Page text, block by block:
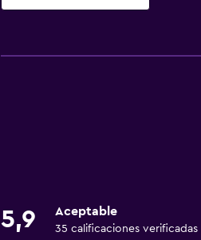
Habitaciones para no fumadores
Aire acondicionado
Artículos de aseo gratis
5,9 Aceptable
35 calificaciones verificadas